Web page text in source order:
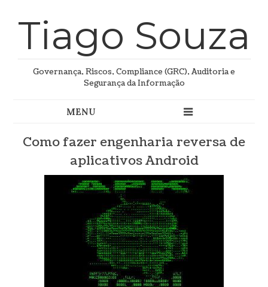
Tiago Souza
Governança, Riscos, Compliance (GRC), Auditoria e
Segurança da Informação
Como fazer engenharia reversa de
aplicativos Android